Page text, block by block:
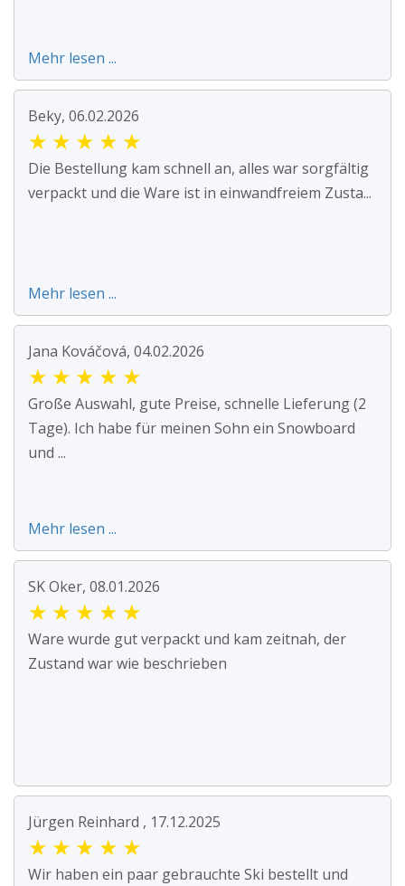
Mehr lesen ...
Beky, 06.02.2026
★ ★ ★ ★ ★
Die Bestellung kam schnell an, alles war sorgfältig
verpackt und die Ware ist in einwandfreiem Zusta...
Mehr lesen ...
Jana Kováčová, 04.02.2026
★ ★ ★ ★ ★
Große Auswahl, gute Preise, schnelle Lieferung (2
Tage). Ich habe für meinen Sohn ein Snowboard
und ...
Mehr lesen ...
SK Oker, 08.01.2026
★ ★ ★ ★ ★
Ware wurde gut verpackt und kam zeitnah, der
Zustand war wie beschrieben
Jürgen Reinhard , 17.12.2025
★ ★ ★ ★ ★
Wir haben ein paar gebrauchte Ski bestellt und